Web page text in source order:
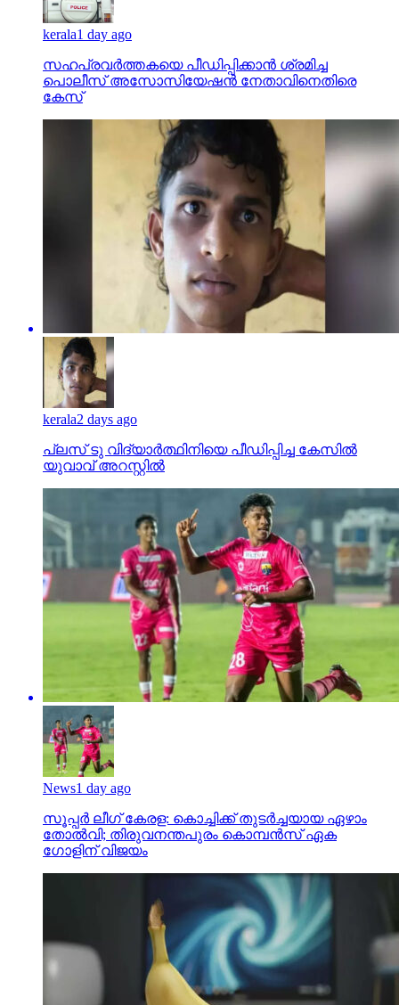
kerala1 day ago
സഹപ്രവര്‍ത്തകയെ പീഡിപ്പിക്കാന്‍ ശ്രമിച്ച
പൊലീസ് അസോസിയേഷന്‍ നേതാവിനെതിരെ
കേസ്
kerala2 days ago
പ്ലസ് ടു വിദ്യാര്‍ത്ഥിനിയെ പീഡിപ്പിച്ച കേസില്‍
യുവാവ് അറസ്റ്റില്‍
News1 day ago
സൂപ്പര്‍ ലീഗ് കേരള: കൊച്ചിക്ക് തുടര്‍ച്ചയായ ഏഴാം
തോല്‍വി; തിരുവനന്തപുരം കൊമ്പന്‍സ് ഏക
ഗോളിന് വിജയം